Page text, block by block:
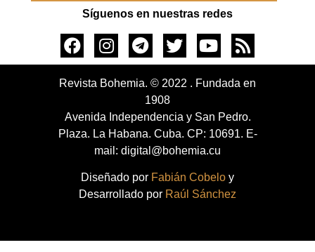
Síguenos en nuestras redes
Revista Bohemia. © 2022 . Fundada en
1908
Avenida Independencia y San Pedro.
Plaza. La Habana. Cuba. CP: 10691. E-
mail: digital@bohemia.cu
Diseñado por Fabián Cobelo y
Desarrollado por Raúl Sánchez